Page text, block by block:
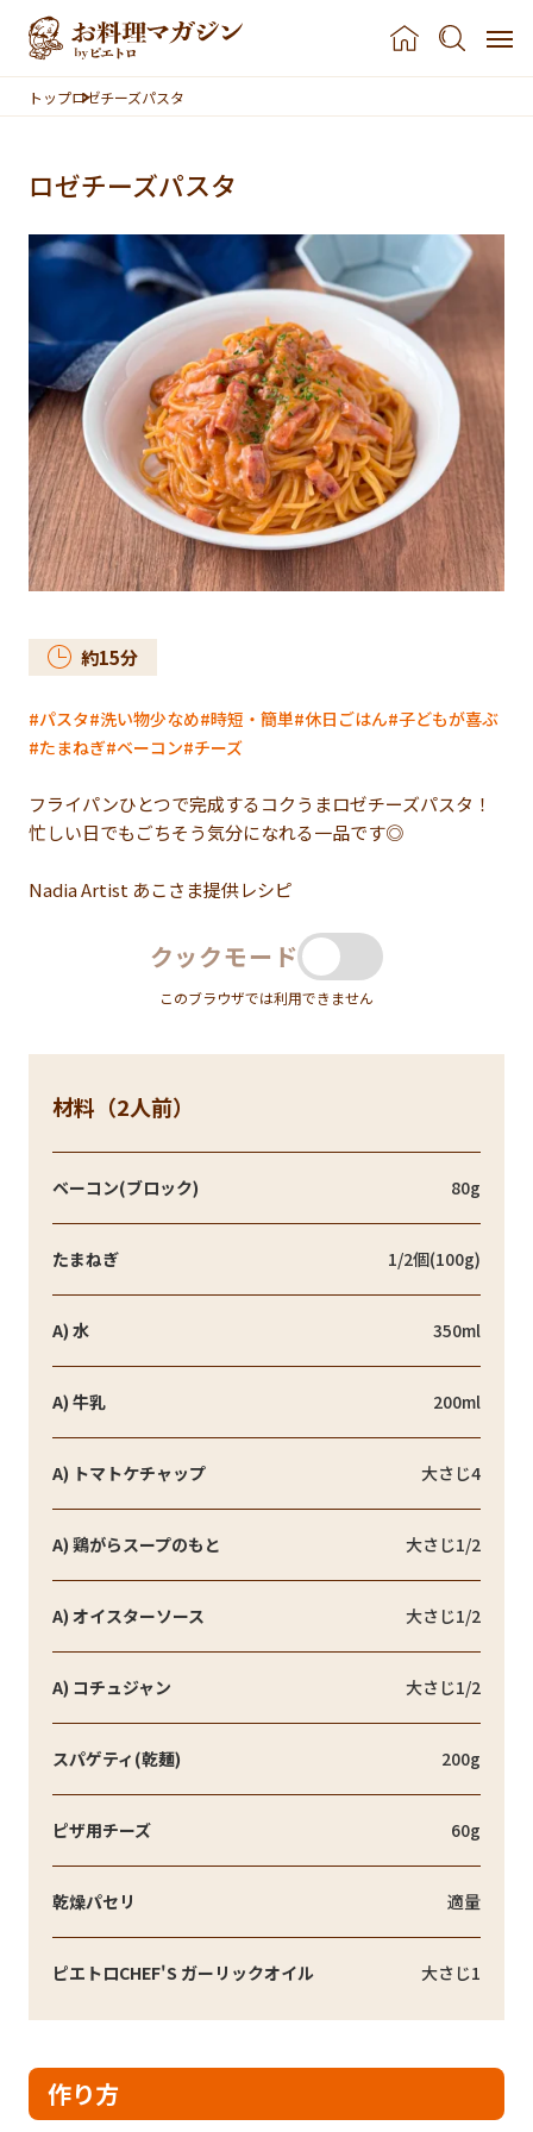
本文へスキップ
トップロゼチーズパスタ
ロゼチーズパスタ
約15分
パスタ 洗い物少なめ 時短・簡単 休日ごはん 子どもが喜ぶ
たまねぎ ベーコン チーズ
フライパンひとつで完成するコクうまロゼチーズパスタ！
忙しい日でもごちそう気分になれる一品です◎
Nadia Artist あこさま提供レシピ
クックモード
このブラウザでは利用できません
材料（2人前）
ベーコン(ブロック) 80g
たまねぎ 1/2個(100g)
A) 水 350ml
A) 牛乳 200ml
A) トマトケチャップ 大さじ4
A) 鶏がらスープのもと 大さじ1/2
A) オイスターソース 大さじ1/2
A) コチュジャン 大さじ1/2
スパゲティ(乾麺) 200g
ピザ用チーズ 60g
乾燥パセリ 適量
ピエトロCHEF'S ガーリックオイル 大さじ1
作り方